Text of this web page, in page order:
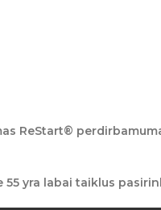
ReStart®
yra labai taiklus